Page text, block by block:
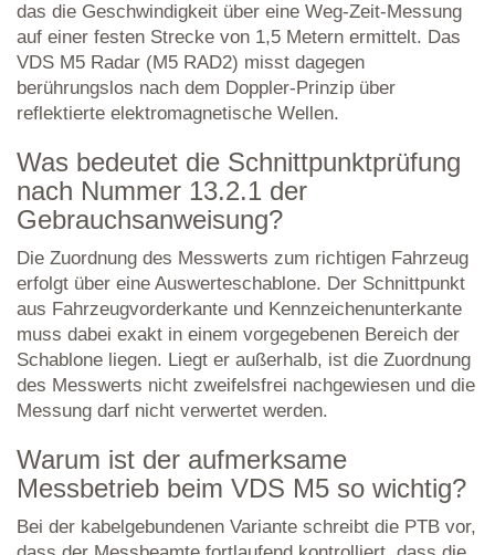
das die Geschwindigkeit über eine Weg-Zeit-Messung
auf einer festen Strecke von 1,5 Metern ermittelt. Das
VDS M5 Radar (M5 RAD2) misst dagegen
berührungslos nach dem Doppler-Prinzip über
reflektierte elektromagnetische Wellen.
Was bedeutet die Schnittpunktprüfung
nach Nummer 13.2.1 der
Gebrauchsanweisung?
Die Zuordnung des Messwerts zum richtigen Fahrzeug
erfolgt über eine Auswerteschablone. Der Schnittpunkt
aus Fahrzeugvorderkante und Kennzeichenunterkante
muss dabei exakt in einem vorgegebenen Bereich der
Schablone liegen. Liegt er außerhalb, ist die Zuordnung
des Messwerts nicht zweifelsfrei nachgewiesen und die
Messung darf nicht verwertet werden.
Warum ist der aufmerksame
Messbetrieb beim VDS M5 so wichtig?
Bei der kabelgebundenen Variante schreibt die PTB vor,